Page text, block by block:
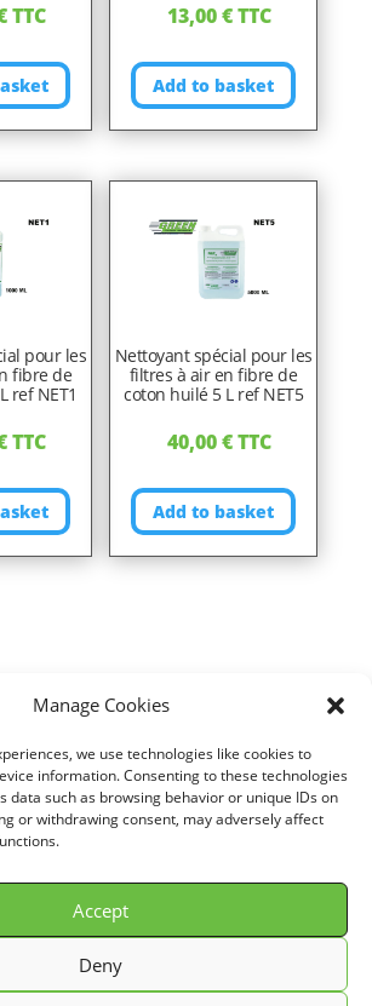
Manage Cookies
we use technologies like cookies to
information. Consenting to these technologies
data such as browsing behavior or unique IDs on
or withdrawing consent, may adversely affect
Accept
Deny
TTC 13,00€TTC
Add to basket
pour les
fibre de
ref NET1
TTC
Nettoyant spécial pour les
filtres à air en fibre de
coton huilé 5 L ref NET5
40,00€TTC
Add to basket
AUDI/A6 (4B/C5)/ 1,9L TDI (130 cv)/ Air filter for
TDI (130 cv) years 05/01>05/05 ref. P457583
FILTER 2026. Tous droits réservés.